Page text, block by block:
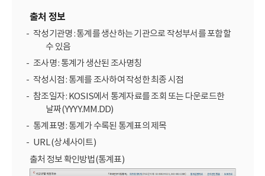
출처 정보
작성기관명 : 통계를 생산하는 기관으로 작성부서를 포함할
수 있음
조사명 : 통계가 생산된 조사명칭
작성시점 : 통계를 조사하여 작성한 최종 시점
참조일자 : KOSIS에서 통계자료를 조회 또는 다운로드한
날짜(YYYY.MM.DD)
통계표명 : 통계가 수록된 통계표의 제목
URL (상세사이트)
출처 정보 확인방법(통계표)